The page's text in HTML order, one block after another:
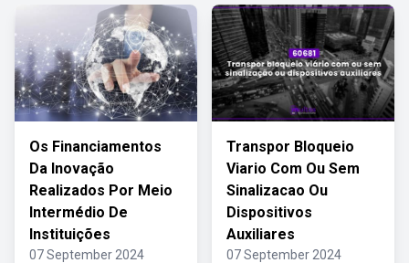
Os Financiamentos
Da Inovação
Realizados Por Meio
Intermédio De
Instituições
07 September 2024
Transpor Bloqueio
Viario Com Ou Sem
Sinalizacao Ou
Dispositivos
Auxiliares
07 September 2024